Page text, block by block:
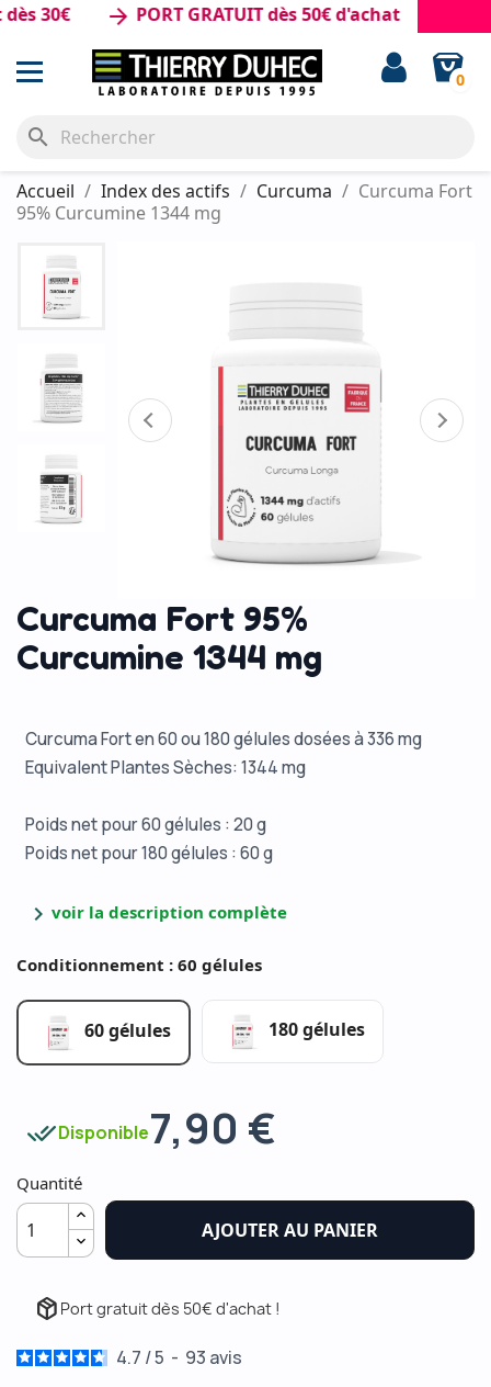
arrow_forward PORT GRATUIT dès 50€ d'achat
0
search
Accueil Index des actifs Curcuma
Curcuma Fort
95% Curcumine 1344 mg
Curcuma Fort 95%
Curcumine 1344 mg
Curcuma Fort en 60 ou 180 gélules dosées à 336 mg
Equivalent Plantes Sèches: 1344 mg
Poids net pour 60 gélules : 20 g
Poids net pour 180 gélules : 60 g
chevron_right voir la description complète
Conditionnement : 60 gélules
60 gélules 180 gélules
done_allDisponible7,90 €
Quantité
AJOUTER AU PANIER
package_2 Port gratuit dès 50€ d'achat !
4.7 /5 - 93 avis